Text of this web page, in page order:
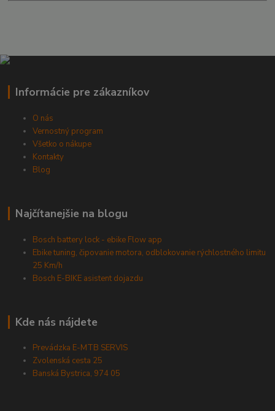
Informácie pre zákazníkov
O nás
Vernostný program
Všetko o nákupe
Kontakty
Blog
Najčítanejšie na blogu
Bosch battery lock - ebike Flow app
Ebike tuning, čipovanie motora, odblokovanie rýchlostného limitu
25 Km/h
Bosch E-BIKE asistent dojazdu
Kde nás nájdete
Prevádzka E-MTB SERVIS
Zvolenská cesta 25
Banská Bystrica, 974 05